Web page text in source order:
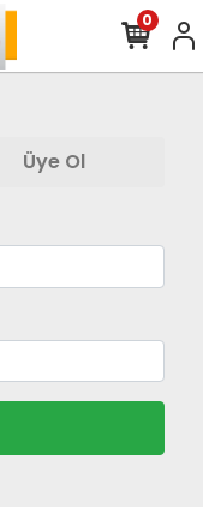
0
Üye Ol